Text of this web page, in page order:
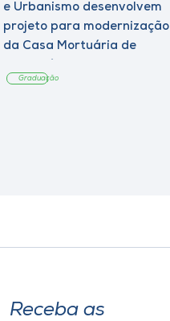
e Urbanismo desenvolvem
projeto para modernização
da Casa Mortuária de
Graduação
Receba as